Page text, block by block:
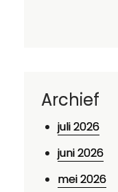
Archief
juli 2026
juni 2026
mei 2026